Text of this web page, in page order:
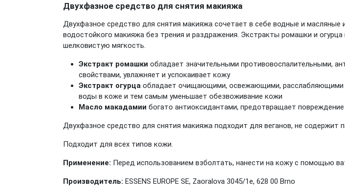
Двухфазное средство для снятия макияжа
Двухфазное средство для снятия макияжа сочетает в себе водные и
водостойкого макияжа без трения и раздражения. Экстракты ромашки и
шелковистую мягкость.
Экстракт ромашки обладает значительными противовоспалительными,
свойствами, увлажняет и успокаивает кожу
Экстракт огурца обладает очищающими, освежающими,
воды в коже и тем самым уменьшает обезвоживание кожи
Масло макадамии богато антиоксидантами, предотвращает
Двухфазное средство для снятия макияжа подходит для веганов, не содержит
Подходит для всех типов кожи.
Применение: Перед использованием взболтать, нанести на кожу с помощью
Производитель: ESSENS EUROPE SE, Zaoralova 3045/1e, 628 00 Brno